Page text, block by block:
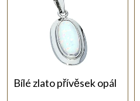
Bílé zlato přívěsek opál